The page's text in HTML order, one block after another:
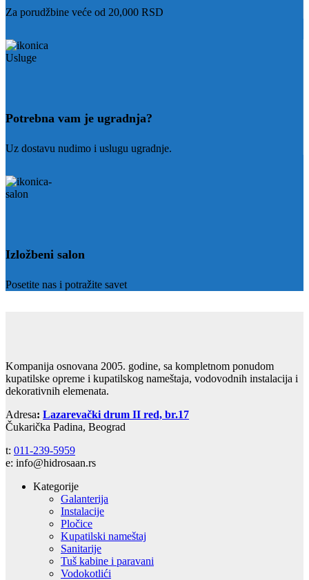
Za porudžbine veće od 20,000 RSD
Potrebna vam je ugradnja?
Uz dostavu nudimo i uslugu ugradnje.
Izložbeni salon
Posetite nas i potražite savet
Kompanija osnovana 2005. godine, sa kompletnom ponudom
kupatilske opreme i kupatilskog nameštaja, vodovodnih instalacija i
dekorativnih elemenata.
Adresa: Lazarevački drum II red, br.17
Čukarička Padina, Beograd
t: 011-239-5959
e: info@hidrosaan.rs
Kategorije
Galanterija
Instalacije
Pločice
Kupatilski nameštaj
Sanitarije
Tuš kabine i paravani
Vodokotlići